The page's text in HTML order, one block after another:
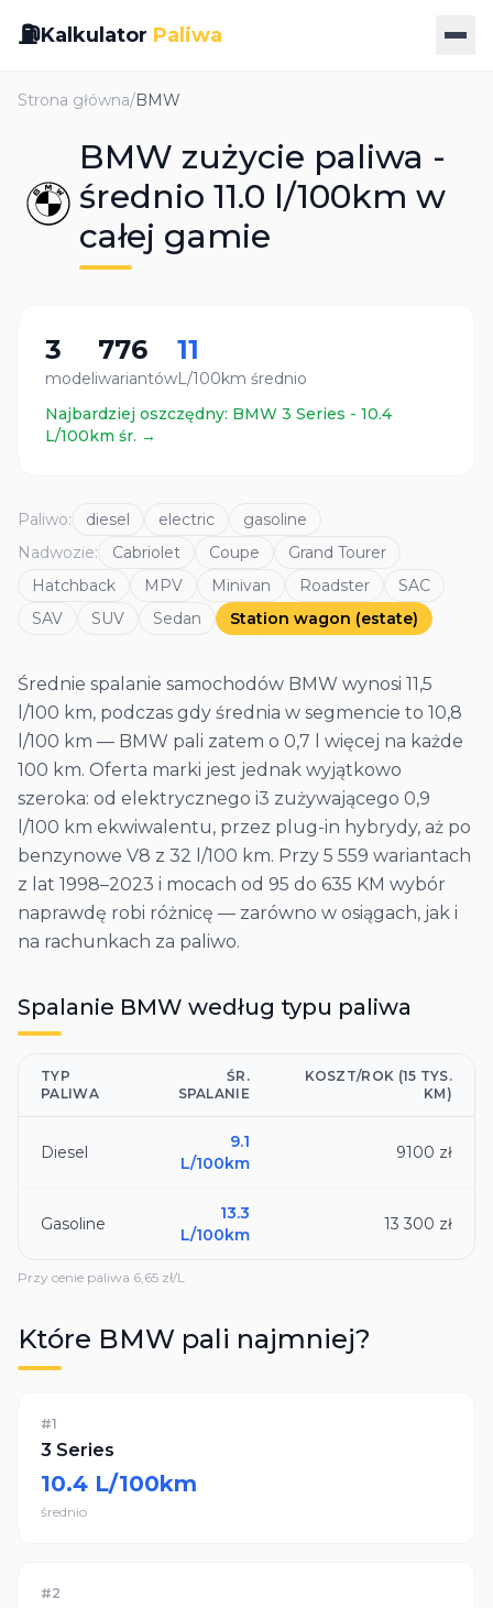
⛽Kalkulator Paliwa
Strona główna/BMW
BMW zużycie paliwa -
średnio 11.0 l/100km w
całej gamie
3
modeli
776
wariantów
11
L/100km średnio
Najbardziej oszczędny: BMW 3 Series - 10.4
L/100km śr. →
Paliwo: diesel electric
gasoline
Nadwozie: Cabriolet Coupe
Grand Tourer
Hatchback
MPV Minivan Roadster
SAC
SAV
SUV Sedan Station wagon (estate)
Średnie spalanie samochodów BMW wynosi 11,5
l/100 km, podczas gdy średnia w segmencie to 10,8
l/100 km — BMW pali zatem o 0,7 l więcej na każde
100 km. Oferta marki jest jednak wyjątkowo
szeroka: od elektrycznego i3 zużywającego 0,9
l/100 km ekwiwalentu, przez plug-in hybrydy, aż po
benzynowe V8 z 32 l/100 km. Przy 5 559 wariantach
z lat 1998–2023 i mocach od 95 do 635 KM wybór
naprawdę robi różnicę — zarówno w osiągach, jak i
na rachunkach za paliwo.
Spalanie BMW według typu paliwa
TYP
PALIWA
ŚR.
SPALANIE
KOSZT/ROK (15 TYS.
KM)
Diesel
9.1
L/100km
9100 zł
Gasoline
13.3
L/100km
13 300 zł
Przy cenie paliwa 6,65 zł/L
Które BMW pali najmniej?
#1
3 Series
10.4 L/100km
średnio
#2